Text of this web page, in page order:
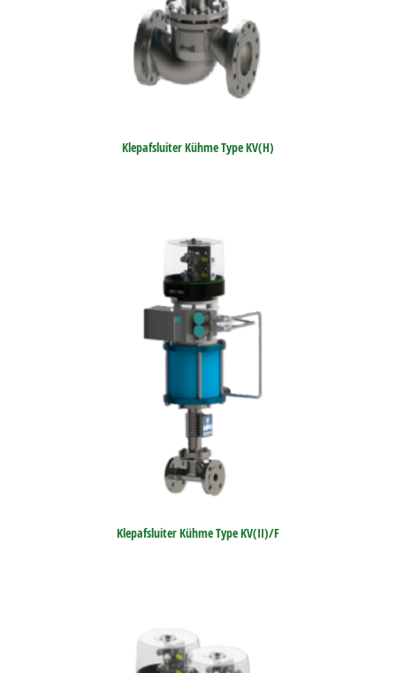
Klepafsluiter Kühme Type KV(H)
Klepafsluiter Kühme Type KV(II)/F